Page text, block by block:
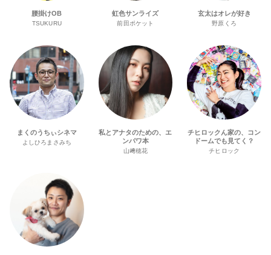
腰掛けOB
TSUKURU
虹色サンライズ
前田ポケット
玄太はオレが好き
野原くろ
まくのうちぃシネマ
よしひろまさみち
私とアナタのための、エ
ンパワ本
山﨑穂花
チヒロックん家の、コン
ドームでも見てく？
チヒロック